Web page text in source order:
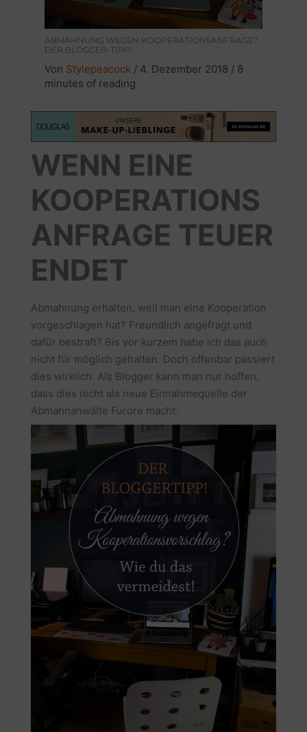
ABMAHNUNG WEGEN KOOPERATIONSANFRAGE?
DER BLOGGER-TIPP!
Von Stylepeacock / 4. Dezember 2018 / 8
minutes of reading
WENN EINE
KOOPERATIONS
ANFRAGE TEUER
ENDET
Abmahnung erhalten, weil man eine Kooperation
vorgeschlagen hat? Freundlich angefragt und
dafür bestraft? Bis vor kurzem habe ich das auch
nicht für möglich gehalten. Doch offenbar passiert
dies wirklich. Als Blogger kann man nur hoffen,
dass dies nicht als neue Einnahmequelle der
Abmahnanwälte Furore macht.